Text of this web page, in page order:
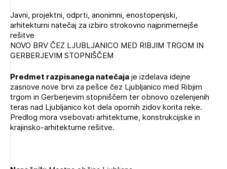
POZABLJENO GESLO
Javni, projektni, odprti, anonimni, enostopenjski,
arhitekturni natečaj za izbiro strokovno najprimernejše
rešitve
NOVO BRV ČEZ LJUBLJANICO MED RIBJIM TRGOM IN
GERBERJEVIM STOPNIŠČEM
Predmet razpisanega natečajaje izdelava idejne
zasnove nove brvi za pešce čez Ljubljanico med Ribjim
trgom in Gerberjevim stopniščem ter obnovo ozelenjenih
teras nad Ljubljanico kot dela opornih zidov korita reke.
Predlog mora vsebovati arhitekturne, konstrukcijske in
krajinsko-arhitekturne rešitve.
PRIJAVITE SE
Tedenski novičnik javnih naročil
Dnevne medijske objave
NAPREJ